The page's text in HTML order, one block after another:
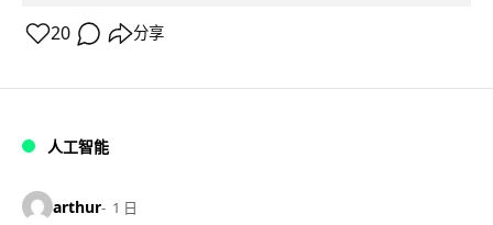
20 分享
人工智能
arthur 1 日